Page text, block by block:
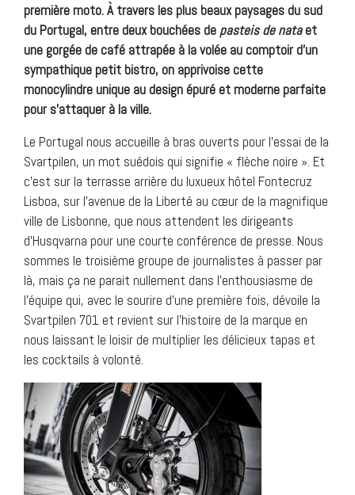
première moto. À travers les plus beaux paysages du sud
du Portugal, entre deux bouchées de pasteis de nataet
une gorgée de café attrapée à la volée au comptoir d’un
sympathique petit bistro, on apprivoise cette
monocylindre unique au design épuré et moderne parfaite
pour s’attaquer à la ville.
Le Portugal nous accueille à bras ouverts pour l’essai de la
Svartpilen, un mot suédois qui signifie « flèche noire ». Et
c’est sur la terrasse arrière du luxueux hôtel Fontecruz
Lisboa, sur l’avenue de la Liberté au cœur de la magnifique
ville de Lisbonne, que nous attendent les dirigeants
d’Husqvarna pour une courte conférence de presse. Nous
sommes le troisième groupe de journalistes à passer par
là, mais ça ne parait nullement dans l’enthousiasme de
l’équipe qui, avec le sourire d’une première fois, dévoile la
Svartpilen 701 et revient sur l’histoire de la marque en
nous laissant le loisir de multiplier les délicieux tapas et
les cocktails à volonté.